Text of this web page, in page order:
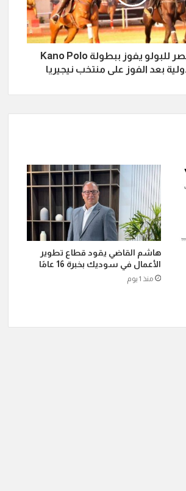
منتخب مصر للبولو يفوز ببطولة Kano Polo
هاشم القاضي يقود قطاع تطوير
الأعمال في سوديك بخبرة 16 عامًا
منذ 1 يوم